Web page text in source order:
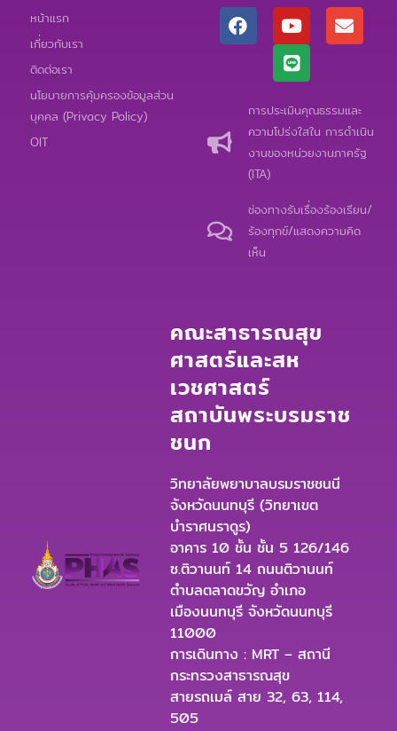
หน้าแรก
เกี่ยวกับเรา
ติดต่อเรา
นโยบายการคุ้มครองข้อมูลส่วน
บุคคล (Privacy Policy)
OIT
F
a
c
Y
o
u
t
u
b
e
E
n
v
o
p
e
L
i
n
e
การประเมินคุณธรรมและ
ความโปร่งใสใน การดำเนิน
งานของหน่วยงานภาครัฐ
(ITA)
ช่องทางรับเรื่องร้องเรียน/
ร้องทุกข์/แสดงความคิด
เห็น
คณะสาธารณสุข
ศาสตร์และสห
เวชศาสตร์
สถาบันพระบรมราช
ชนก
วิทยาลัยพยาบาลบรมราชชนนี
จังหวัดนนทบุรี (วิทยาเขต
บำราศนราดูร)
อาคาร 10 ชั้น ชั้น 5 126/146
ซ.ติวานนท์ 14 ถนนติวานนท์
ตำบลตลาดขวัญ อำเภอ
เมืองนนทบุรี จังหวัดนนทบุรี
11000
การเดินทาง : MRT – สถานี
กระทรวงสาธารณสุข
สายรถเมล์ สาย 32, 63, 114,
505